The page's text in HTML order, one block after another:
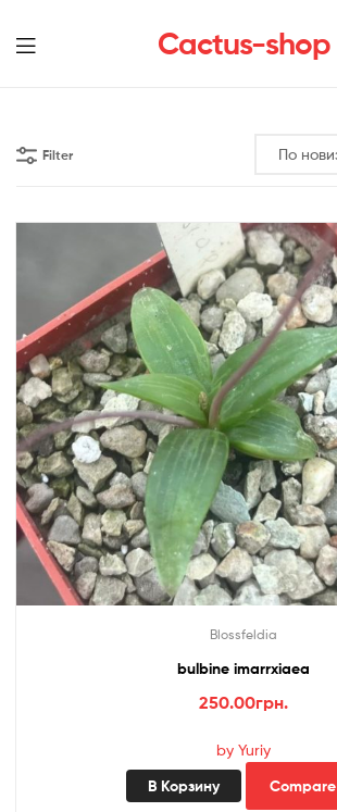
Cactus-shop
Menu
Filter
Blossfeldia
bulbine imarrxiaea
250.00грн.
by Yuriy
В Корзину Compare